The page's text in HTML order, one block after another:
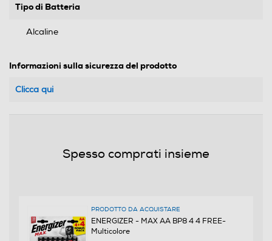
Tipo di Batteria
Alcaline
Informazioni sulla sicurezza del prodotto
Clicca qui
Spesso comprati insieme
PRODOTTO DA ACQUISTARE
ENERGIZER - MAX AA BP8 4 4 FREE-
Multicolore